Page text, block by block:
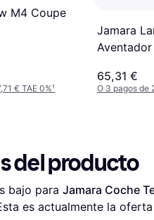
M4 Coupe
€ TAE 0%¹
Jamara
Aventador
65,31 €
O 3 pagos de
del producto
bajo para Jamara Coche
es actualmente la